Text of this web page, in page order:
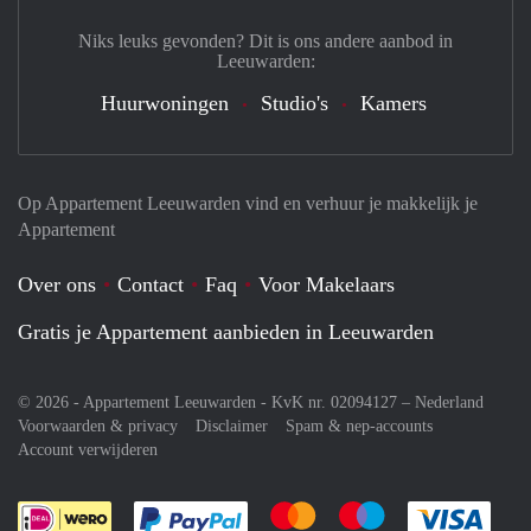
Op Appartement Leeuwarden vind en verhuur je makkelijk je
Appartement
Over ons Contact Faq
Voor Makelaars
Gratis je Appartement aanbieden in Leeuwarden
© 2026 - Appartement Leeuwarden - KvK nr. 02094127 – Nederland
Voorwaarden & privacy
Disclaimer
Spam & nep-accounts
Account verwijderen
Je rekent gemakkelijk af met Paypal
Je rekent gemakkelijk af met
Je rekent
Niks leuks gevonden? Dit is ons andere aanbod in
Leeuwarden:
Huurwoningen Studio's Kamers